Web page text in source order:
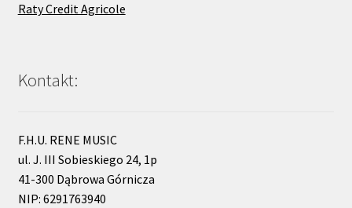
Raty Credit Agricole
Kontakt:
F.H.U. RENE MUSIC
ul. J. III Sobieskiego 24, 1p
41-300 Dąbrowa Górnicza
NIP: 6291763940